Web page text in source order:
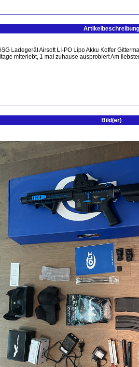
Artikelbeschreibung
Ladegerät Airsoft LI-PO Lipo Akku Koffer
miterlebt, 1 mal zuhause ausprobiert Am
Bild(er)